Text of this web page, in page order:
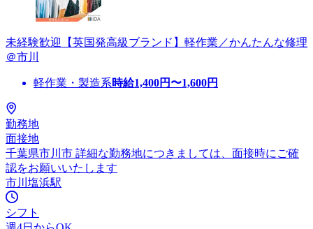
未経験歓迎【英国発高級ブランド】軽作業／かんたんな修理
＠市川
軽作業・製造系時給1,400円〜1,600円
勤務地
面接地
千葉県市川市 詳細な勤務地につきましては、面接時にご確
認をお願いいたします
市川塩浜駅
シフト